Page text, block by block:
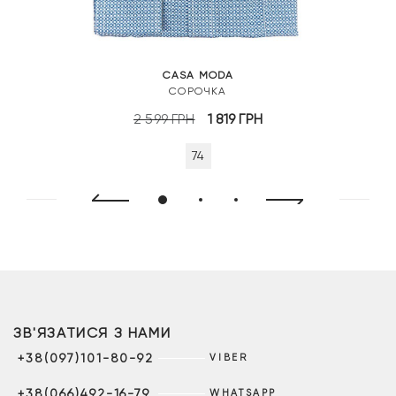
CASA MODA
СОРОЧКА
2 599ГРН
Оригінальна
2
1 819ГРН
74
ЗВ'ЯЗАТИСЯ З НАМИ
+38(097)101-80-92 VIBER
WHATSAPP